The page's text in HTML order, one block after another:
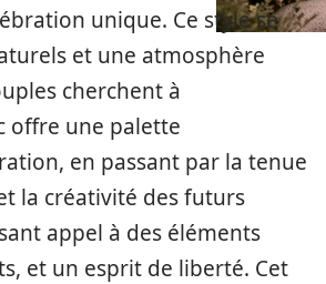
unique. Ce style se
et une atmosphère
cherchent à
offre une palette
en passant par la tenue
la créativité des futurs
appel à des éléments
et un esprit de liberté. Cet